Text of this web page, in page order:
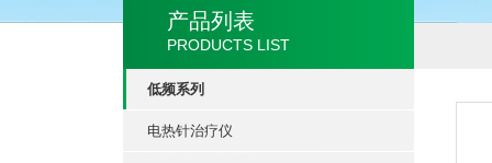
产品列表
PRODUCTS LIST
低频系列
电热针治疗仪